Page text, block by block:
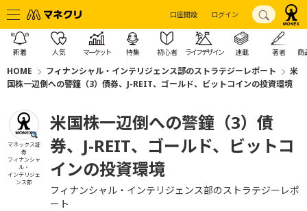
口座開設 ログイン
新着 人気 マーケット 特集 初心者 ライフデザイン 連載 著者 商
HOME フィナンシャル・インテリジェンス部のストラテジーレポート
米
国株一辺倒への警鐘（3）債券、J-REIT、ゴールド、ビットコインの投資環境
マネックス証
券
フィナンシャ
ル・
インテリジェ
ンス部
米国株一辺倒への警鐘（3）債
券、J-REIT、ゴールド、ビットコ
インの投資環境
フィナンシャル・インテリジェンス部のストラテジーレポ
ート